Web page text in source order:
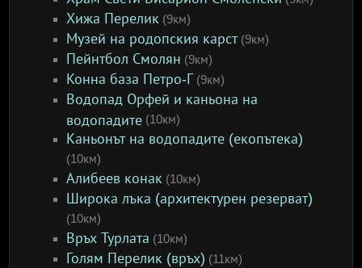
Хижа Перелик (9км)
Музей на родопския карст(9км)
Пейнтбол Смолян (9км)
Конна база Петро-Г (9км)
Водопад Орфей и каньона на
водопадите (10км)
Каньонът на водопадите (екопътека)
(10км)
Алибеев конак (10км)
Широка лъка (архитектурен резерват)
(10км)
Връх Турлата (10км)
Голям Перелик (връх) (11км)